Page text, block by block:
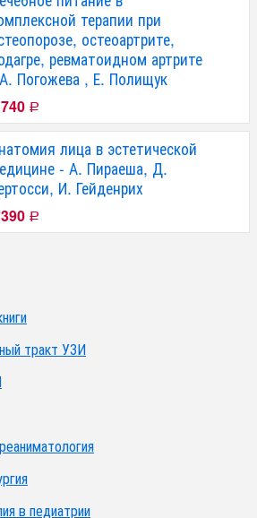
терапии при
остеоартрите,
ревматоидном артрите
Погожева , Е. Полищук
Р
лица в эстетической
- А. Пираеша, Д.
И. Гейденрих
Р
тракт УЗИ
в педиатрии